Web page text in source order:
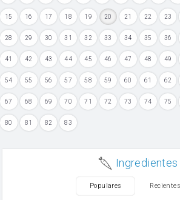
15 16 17 18 19 20 21 22 23
28 29 30 31 32 33 34 35 36
41 42 43 44 45 46 47 48 49
54 55 56 57 58 59 60 61 62
67 68 69 70 71 72 73 74 75
80 81 82 83
Ingredientes
Populares Recientes